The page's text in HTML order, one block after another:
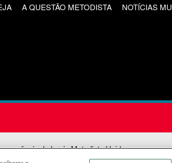
A QUESTÃO METODISTA NOTÍCIAS MU
agência da Igreja Metodista Unida